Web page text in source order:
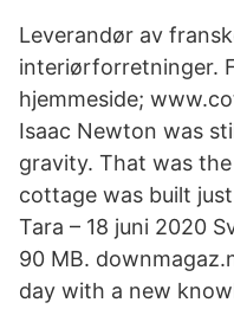
Leverandør av
interiørforretninger.
hjemmeside;
Isaac Newton was
gravity. That was
cottage was built
Tara – 18 juni 2020
90 MB.
day with a new